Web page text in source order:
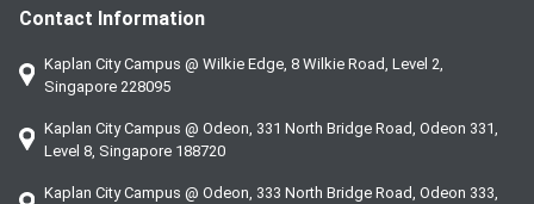
Contact Information
Kaplan City Campus @ Wilkie Edge, 8 Wilkie Road, Level 2,
Singapore 228095
Kaplan City Campus @ Odeon, 331 North Bridge Road, Odeon 331,
Level 8, Singapore 188720
Kaplan City Campus @ Odeon, 333 North Bridge Road, Odeon 333,